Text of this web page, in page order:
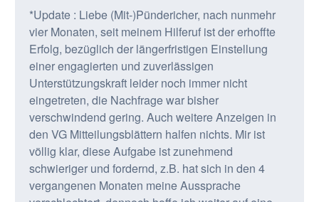
*Update : Liebe (Mit-)Pündericher, nach nunmehr
vier Monaten, seit meinem Hilferuf ist der erhoffte
Erfolg, bezüglich der längerfristigen Einstellung
einer engagierten und zuverlässigen
Unterstützungskraft leider noch immer nicht
eingetreten, die Nachfrage war bisher
verschwindend gering. Auch weitere Anzeigen in
den VG Mitteilungsblättern halfen nichts. Mir ist
völlig klar, diese Aufgabe ist zunehmend
schwieriger und fordernd, z.B. hat sich in den 4
vergangenen Monaten meine Aussprache